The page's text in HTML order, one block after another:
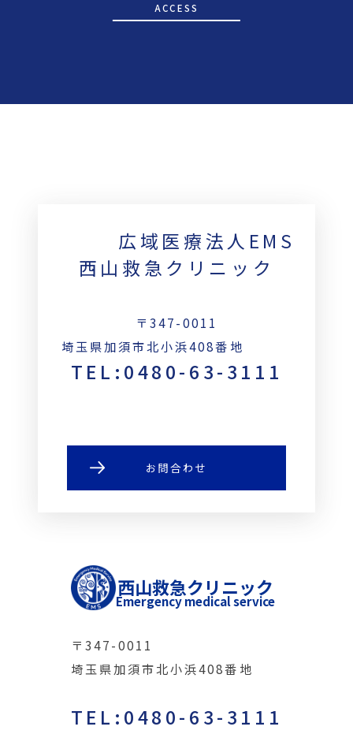
ACCESS
広域医療法人EMS
西山救急クリニック
〒347-0011
埼玉県加須市北小浜408番地
TEL:0480-63-3111
お問合わせ
西山救急クリニック
Emergency medical service
〒347-0011
埼玉県加須市北小浜408番地
TEL:0480-63-3111